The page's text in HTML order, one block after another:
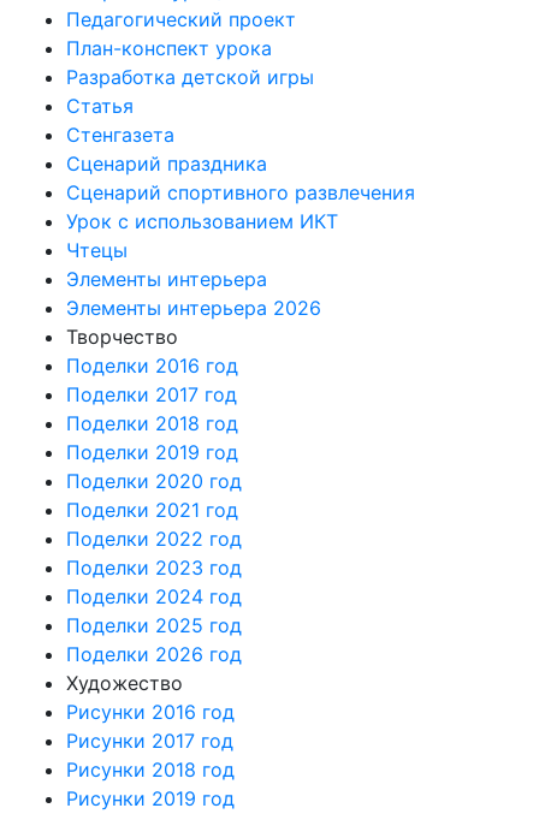
Педагогический проект
План-конспект урока
Разработка детской игры
Статья
Стенгазета
Сценарий праздника
Сценарий спортивного развлечения
Урок с использованием ИКТ
Чтецы
Элементы интерьера
Элементы интерьера 2026
Творчество
Поделки 2016 год
Поделки 2017 год
Поделки 2018 год
Поделки 2019 год
Поделки 2020 год
Поделки 2021 год
Поделки 2022 год
Поделки 2023 год
Поделки 2024 год
Поделки 2025 год
Поделки 2026 год
Художество
Рисунки 2016 год
Рисунки 2017 год
Рисунки 2018 год
Рисунки 2019 год